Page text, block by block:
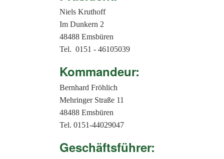
Niels Kruthoff
Im Dunkern 2
48488 Emsbüren
Tel. 0151 - 46105039
Kommandeur:
Bernhard Fröhlich
Mehringer Straße 11
48488 Emsbüren
Tel. 0151-44029047
Geschäftsführer: